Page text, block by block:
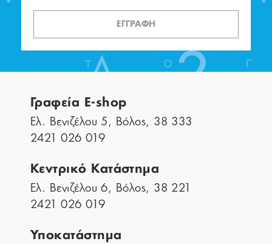
ΕΓΓΡΑΦΗ
Γραφεία E-shop
Ελ. Βενιζέλου 5, Βόλος, 38 333
2421 026 019
Κεντρικό Κατάστημα
Ελ. Βενιζέλου 6, Βόλος, 38 221
2421 026 019
Υποκατάστημα